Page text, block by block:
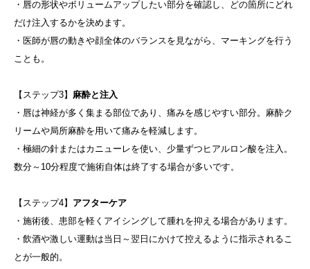
・唇の形状やボリュームアップしたい部分を確認し、どの箇所にどれ
だけ注入するかを決めます。
・医師が唇の動きや顔全体のバランスを見ながら、マーキングを行う
ことも。
【ステップ3】 麻酔と注入
・唇は神経が多く集まる部位であり、痛みを感じやすい部分。麻酔ク
リームや局所麻酔を用いて痛みを軽減します。
・極細の針またはカニューレを使い、少量ずつヒアルロン酸を注入。
数分～10分程度で施術自体は終了する場合が多いです。
【ステップ4】 アフターケア
・施術後、患部を軽くアイシングして腫れを抑える場合があります。
・飲酒や激しい運動は当日～翌日にかけて控えるように指示されるこ
とが一般的。